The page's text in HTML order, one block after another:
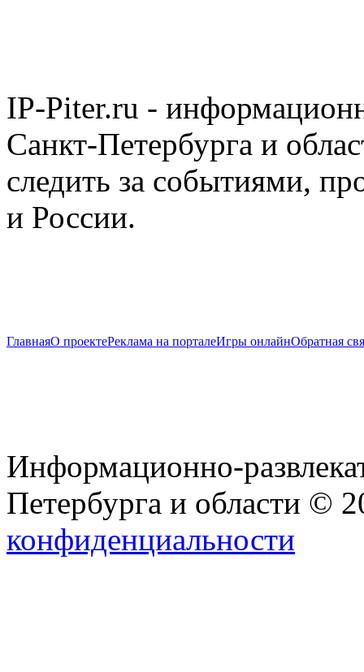
IP-Piter.ru -
Санкт-Петербурга и
следить за событиями,
и России.
ГлавнаяО проектеРеклама на порталеИгры онлайнОбратная
Информационно-
Петербурга и области ©
конфиденциальности